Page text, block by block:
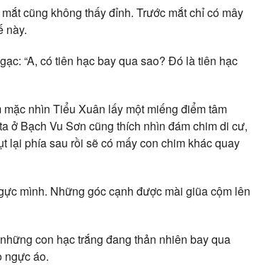
cũng không thấy đỉnh. Trước mắt chỉ có mây
này.
“A, có tiên hạc bay qua sao? Đó là tiên hạc
nhìn Tiểu Xuân lấy một miếng điểm tâm
ở Bạch Vu Sơn cũng thích nhìn đám chim di cư,
lại phía sau rồi sẽ có mấy con chim khác quay
mình. Những góc cạnh được mài giũa cộm lên
con hạc trắng đang thản nhiên bay qua
ngực áo.